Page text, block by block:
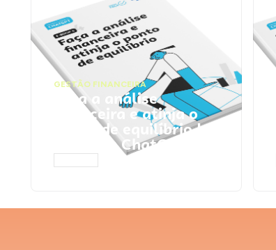
GESTÃO FINANCEIRA
Faça a análise
financeira e atinja o
ponto de equilíbrio |
Prompts ChatGPT